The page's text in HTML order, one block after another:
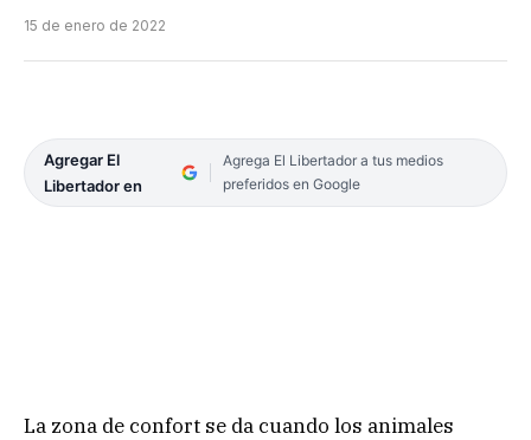
15 de enero de 2022
Agregar El
Libertador en
Agrega El Libertador a tus medios
preferidos en Google
La zona de confort se da cuando los animales